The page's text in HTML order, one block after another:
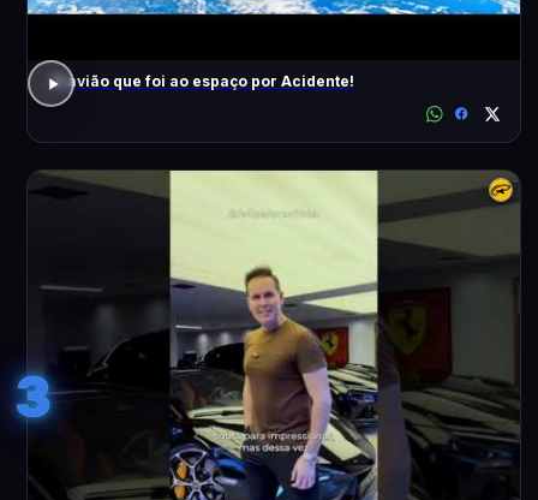
O avião que foi ao espaço por Acidente!
3